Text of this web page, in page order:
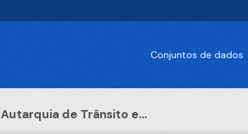
Conjuntos de dados
Autarquia de Trânsito e...